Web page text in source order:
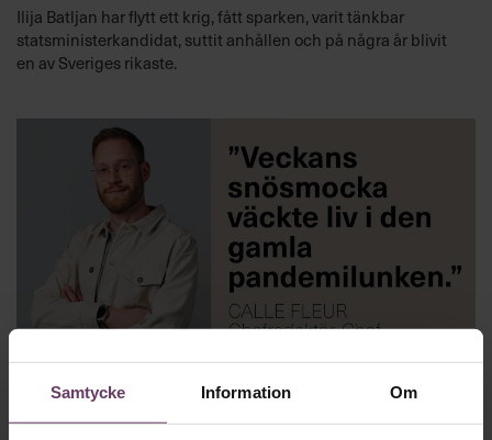
Samtycke Information Om
Ilija Batljan har flytt ett krig, fått sparken, varit tänkbar
statsministerkandidat, suttit anhållen och på några år blivit
en av Sveriges rikaste.
Chef Weekly
Snösmockor, korruption i
fotbollsvärlden, ojämlika börsbolag,